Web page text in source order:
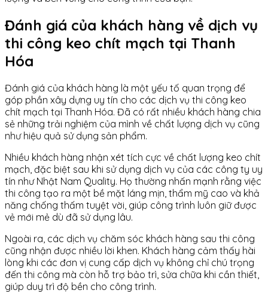
Đánh giá của khách hàng về dịch vụ
thi công keo chít mạch tại Thanh
Hóa
Đánh giá của khách hàng là một yếu tố quan trọng để
góp phần xây dựng uy tín cho các dịch vụ thi công keo
chít mạch tại Thanh Hóa. Đã có rất nhiều khách hàng chia
sẻ những trải nghiệm của mình về chất lượng dịch vụ cũng
như hiệu quả sử dụng sản phẩm.
Nhiều khách hàng nhận xét tích cực về chất lượng keo chít
mạch, đặc biệt sau khi sử dụng dịch vụ của các công ty uy
tín như Nhật Nam Quality. Họ thường nhấn mạnh rằng việc
thi công tạo ra một bề mặt láng mịn, thẩm mỹ cao và khả
năng chống thấm tuyệt vời, giúp công trình luôn giữ được
vẻ mới mẻ dù đã sử dụng lâu.
Ngoài ra, các dịch vụ chăm sóc khách hàng sau thi công
cũng nhận được nhiều lời khen. Khách hàng cảm thấy hài
lòng khi các đơn vị cung cấp dịch vụ không chỉ chú trọng
đến thi công mà còn hỗ trợ bảo trì, sửa chữa khi cần thiết,
giúp duy trì độ bền cho công trình.